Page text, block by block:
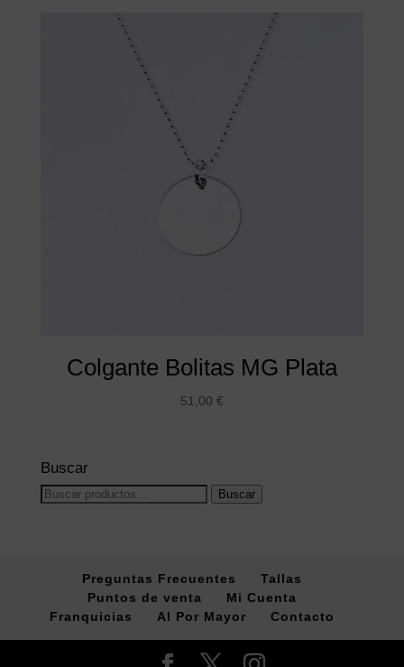
Colgante Bolitas MG Plata
51,00 €
Buscar
Buscar
Buscar
Preguntas Frecuentes
Tallas
Puntos de venta
Mi Cuenta
Franquicias
Al Por Mayor Contacto